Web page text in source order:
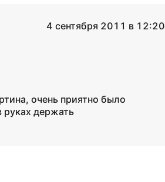
4 сентября 2011 в 12:20
очень приятно было
руках держать